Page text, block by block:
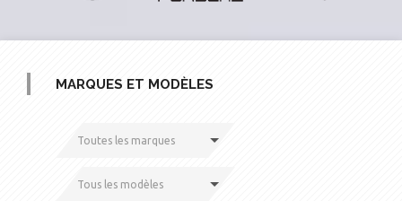
MARQUES ET MODÈLES
Toutes les marques
Tous les modèles